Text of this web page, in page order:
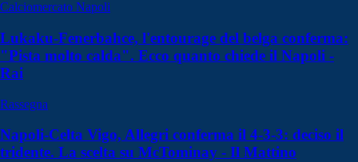
Calciomercato Napoli
Lukaku-Fenerbahce, l'entourage del belga conferma:
"Pista molto calda". Ecco quanto chiede il Napoli -
Rai
Rassegna
Napoli-Celta Vigo, Allegri conferma il 4-3-3: deciso il
tridente. La scelta su McTominay - Il Mattino